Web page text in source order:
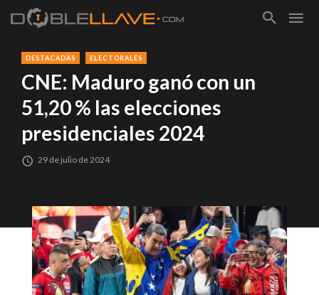
DESTACADAS ELECTORALES
CNE: Maduro ganó con un
51,20 % las elecciones
presidenciales 2024
29 de julio de 2024